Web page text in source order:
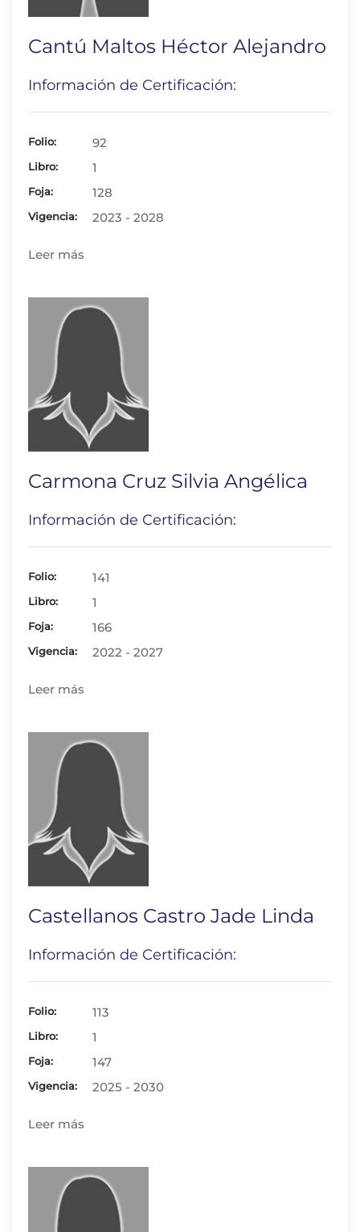
Cantú Maltos Héctor Alejandro
Información de Certificación:
Folio: 92
Libro: 1
Foja: 128
Vigencia: 2023 - 2028
Leer más
Carmona Cruz Silvia Angélica
Información de Certificación:
Folio: 141
Libro: 1
Foja: 166
Vigencia: 2022 - 2027
Leer más
Castellanos Castro Jade Linda
Información de Certificación:
Folio: 113
Libro: 1
Foja: 147
Vigencia: 2025 - 2030
Leer más